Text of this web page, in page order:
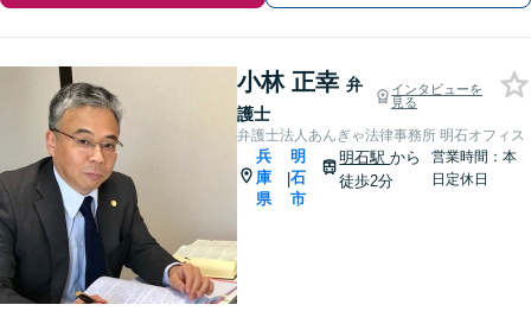
小林 正幸 弁
護士
インタビューを
見る
弁護士法人あんぎゃ法律事務所 明石オフィス
兵
庫
県
|
明
石
市
明石駅から
徒歩2分
営業時間：本
日定休日